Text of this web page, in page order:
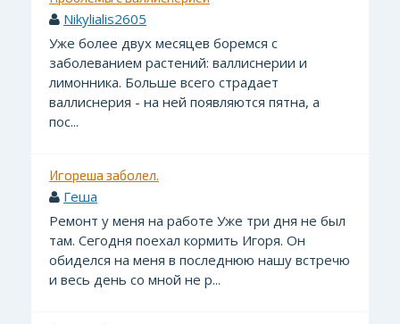
Nikylialis2605
Уже более двух месяцев боремся с
заболеванием растений: валлиснерии и
лимонника. Больше всего страдает
валлиснерия - на ней появляются пятна, а
пос...
Игореша заболел.
Геша
Ремонт у меня на работе Уже три дня не был
там. Сегодня поехал кормить Игоря. Он
обиделся на меня в последнюю нашу встречю
и весь день со мной не р...